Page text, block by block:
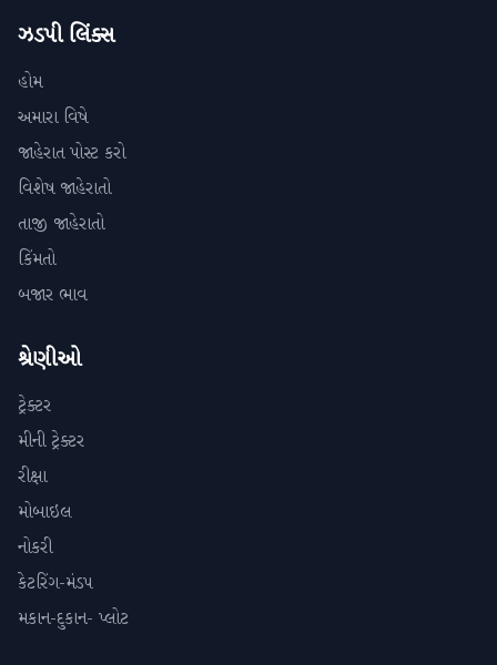
ઝડપી લિંક્સ
હોમ
અમારા વિષે
જાહેરાત પોસ્ટ કરો
વિશેષ જાહેરાતો
તાજી જાહેરાતો
કિંમતો
બજાર ભાવ
શ્રેણીઓ
ટ્રેક્ટર
મીની ટ્રેક્ટર
રીક્ષા
મોબાઇલ
નોકરી
કેટરિંગ-મંડપ
મકાન-દુકાન- પ્લોટ